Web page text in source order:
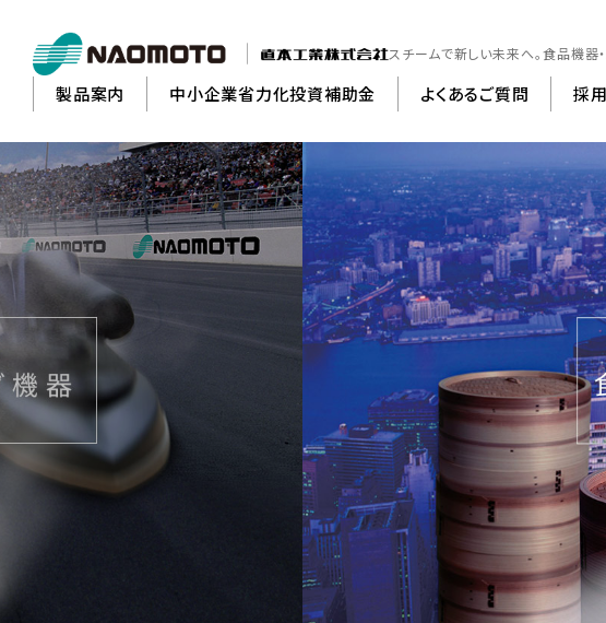
スチームで新しい未来へ。食品機器
製品案内
縫製機器・クリー
中小企業省力化投資補助金 よくあるご質問 採